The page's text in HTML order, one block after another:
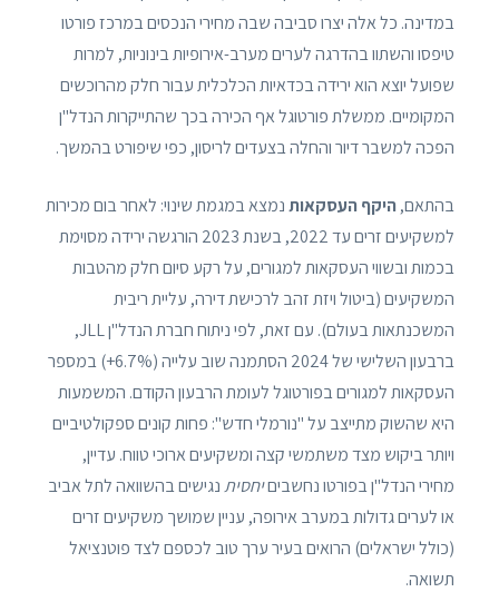
במדינה. כל אלה יצרו סביבה שבה מחירי הנכסים במרכז פורטו
טיפסו והשתוו בהדרגה לערים מערב-אירופיות בינוניות, למרות
שפועל יוצא הוא ירידה בכדאיות הכלכלית עבור חלק מהרוכשים
המקומיים. ממשלת פורטוגל אף הכירה בכך שהתייקרות הנדל"ן
הפכה למשבר דיור והחלה בצעדים לריסון, כפי שיפורט בהמשך.
בהתאם,היקף העסקאותנמצא במגמת שינוי: לאחר בום מכירות
למשקיעים זרים עד 2022, בשנת 2023 הורגשה ירידה מסוימת
בכמות ובשווי העסקאות למגורים, על רקע סיום חלק מהטבות
המשקיעים (ביטול ויזת זהב לרכישת דירה, עליית ריבית
המשכנתאות בעולם). עם זאת, לפי ניתוח חברת הנדל"ן JLL,
ברבעון השלישי של 2024 הסתמנה שוב עלייה (6.7%+) במספר
העסקאות למגורים בפורטוגל לעומת הרבעון הקודם. המשמעות
היא שהשוק מתייצב על "נורמלי חדש": פחות קונים ספקולטיביים
ויותר ביקוש מצד משתמשי קצה ומשקיעים ארוכי טווח. עדיין,
מחירי הנדל"ן בפורטו נחשביםיחסיתנגישים בהשוואה לתל אביב
או לערים גדולות במערב אירופה, עניין שמושך משקיעים זרים
(כולל ישראלים) הרואים בעיר ערך טוב לכספם לצד פוטנציאל
תשואה.